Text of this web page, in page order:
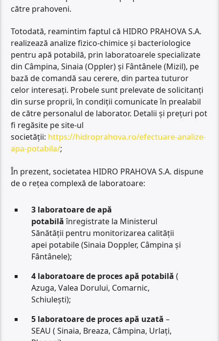
către prahoveni.
Totodată, reamintim faptul că HIDRO PRAHOVA S.A.
realizează analize fizico-chimice și bacteriologice
pentru apă potabilă, prin laboratoarele specializate
din Câmpina, Sinaia (Oppler) și Fântânele (Mizil), pe
bază de comandă sau cerere, din partea tuturor
celor interesați. Probele sunt prelevate de solicitanți
din surse proprii, în condiții comunicate în prealabil
de către personalul de laborator. Detalii și prețuri pot
fi regăsite pe site-ul
societății: https://hidroprahova.ro/efectuare-analize-
apa-potabila/;
În prezent, societatea HIDRO PRAHOVA S.A. dispune
de o rețea complexă de laboratoare:
3 laboratoare de apă
potabilăînregistrate la Ministerul
Sănătății pentru monitorizarea calității
apei potabile (Sinaia Doppler, Câmpina și
Fântânele);
4 laboratoare de proces apă potabilă (
Azuga, Valea Dorului, Comarnic,
Schiulești);
5 laboratoare de proces apă uzată –
SEAU ( Sinaia, Breaza, Câmpina, Urlați,